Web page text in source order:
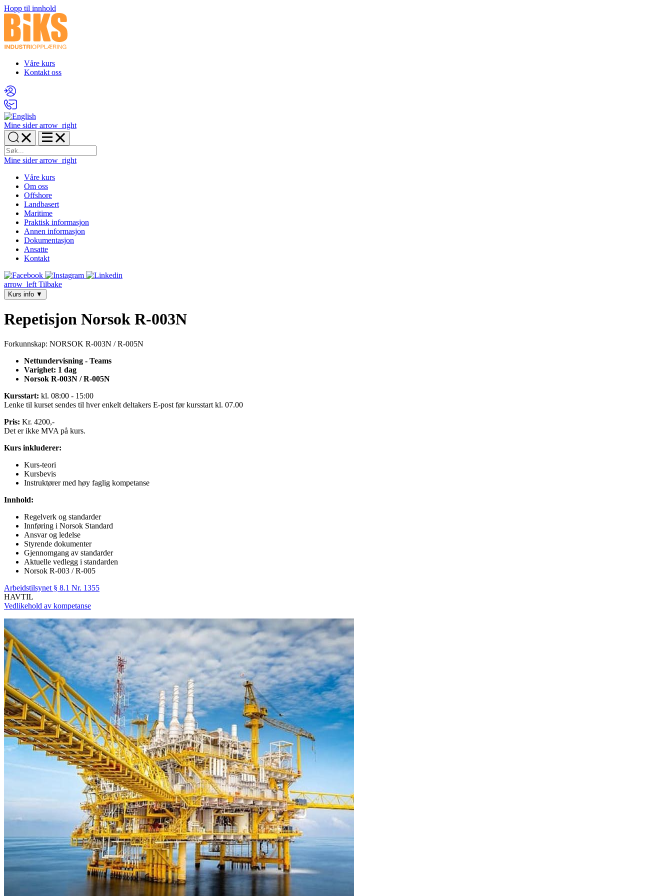
Hopp til innhold
Våre kurs
Kontakt oss
Mine sider arrow_right
Mine sider arrow_right
Våre kurs
Om oss
Offshore
Landbasert
Maritime
Praktisk informasjon
Annen informasjon
Dokumentasjon
Ansatte
Kontakt
arrow_left Tilbake
Kurs info ▼
Repetisjon Norsok R-003N
Forkunnskap: NORSOK R-003N / R-005N
Nettundervisning - Teams
Varighet: 1 dag
Norsok R-003N / R-005N
Kursstart: kl. 08:00 - 15:00
Lenke til kurset sendes til hver enkelt deltakers E-post før kursstart kl. 07.00
Pris: Kr. 4200,-
Det er ikke MVA på kurs.
Kurs inkluderer:
Kurs-teori
Kursbevis
Instruktører med høy faglig kompetanse
Innhold:
Regelverk og standarder
Innføring i Norsok Standard
Ansvar og ledelse
Styrende dokumenter
Gjennomgang av standarder
Aktuelle vedlegg i standarden
Norsok R-003 / R-005
Arbeidstilsynet § 8.1 Nr. 1355
HAVTIL
Vedlikehold av kompetanse